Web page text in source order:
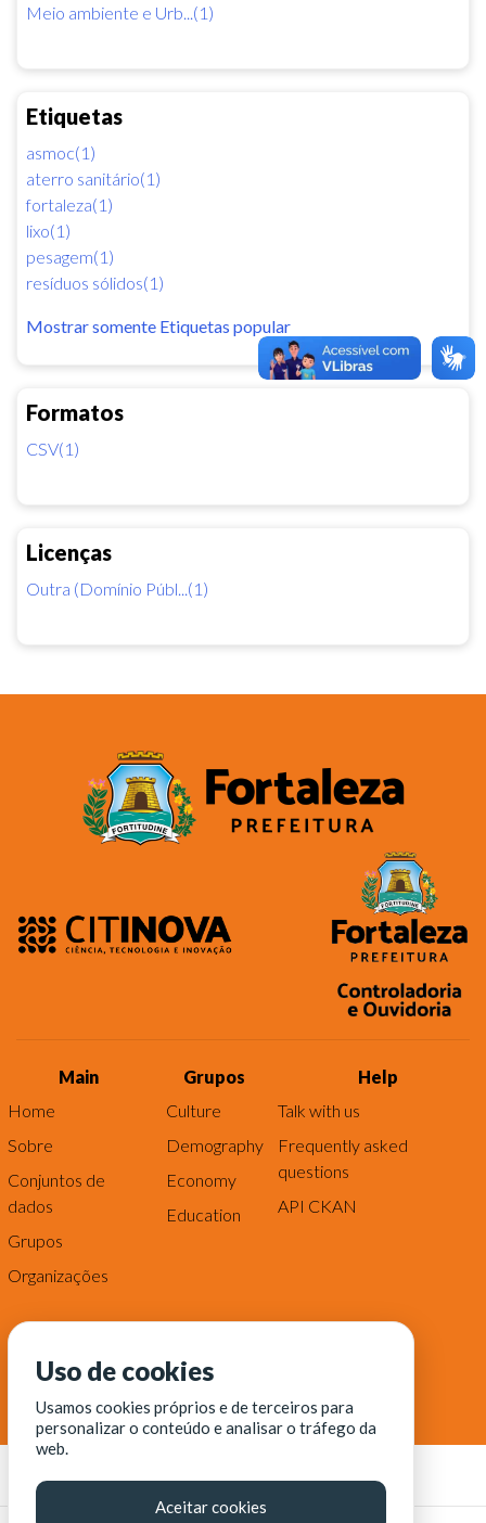
Meio ambiente e Urb...(1)
Etiquetas
asmoc(1)
aterro sanitário(1)
fortaleza(1)
lixo(1)
pesagem(1)
resíduos sólidos(1)
Mostrar somente Etiquetas popular
Formatos
CSV(1)
Licenças
Outra (Domínio Públ...(1)
Main
Home
Sobre
Conjuntos de
dados
Grupos
Organizações
Grupos
Culture
Demography
Economy
Education
Help
Talk with us
Frequently asked
questions
API CKAN
Uso de cookies
Usamos cookies próprios e de terceiros para
personalizar o conteúdo e analisar o tráfego da
web.
Aceitar cookies